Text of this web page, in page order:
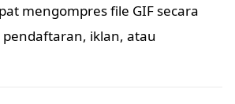
mengompres file GIF secara
iklan, atau